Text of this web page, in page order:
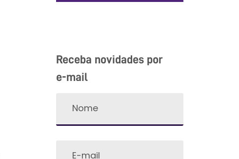
Receba novidades por
e-mail